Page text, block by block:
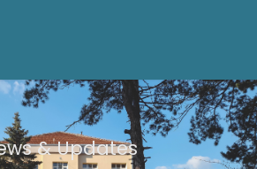
& Updates